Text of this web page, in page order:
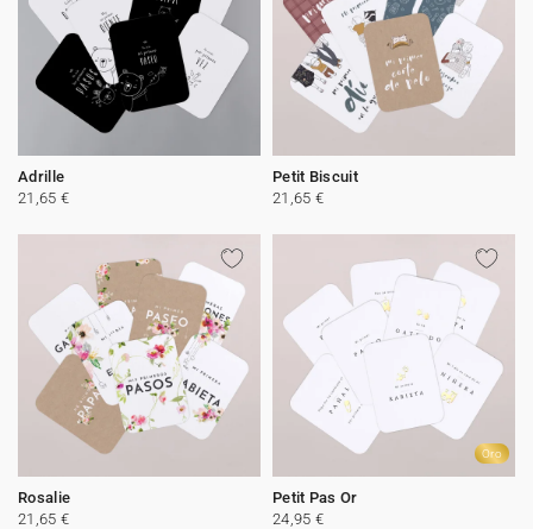
Adrille
21,65 €
Petit Biscuit
21,65 €
Rosalie
21,65 €
Oro
Petit Pas Or
24,95 €